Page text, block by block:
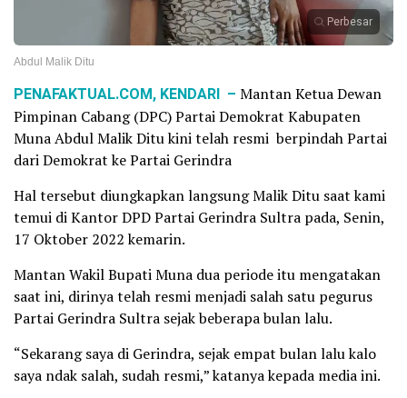
Perbesar
Abdul Malik Ditu
PENAFAKTUAL.COM, KENDARI – Mantan Ketua Dewan
Pimpinan Cabang (DPC) Partai Demokrat Kabupaten
Muna Abdul Malik Ditu kini telah resmi berpindah Partai
dari Demokrat ke Partai Gerindra
Hal tersebut diungkapkan langsung Malik Ditu saat kami
temui di Kantor DPD Partai Gerindra Sultra pada, Senin,
17 Oktober 2022 kemarin.
Mantan Wakil Bupati Muna dua periode itu mengatakan
saat ini, dirinya telah resmi menjadi salah satu pegurus
Partai Gerindra Sultra sejak beberapa bulan lalu.
“Sekarang saya di Gerindra, sejak empat bulan lalu kalo
saya ndak salah, sudah resmi,” katanya kepada media ini.